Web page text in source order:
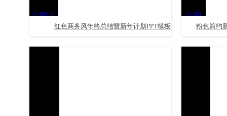
立即下
红色商务风年终总结暨新年计划PPT模板
立即
粉色简约